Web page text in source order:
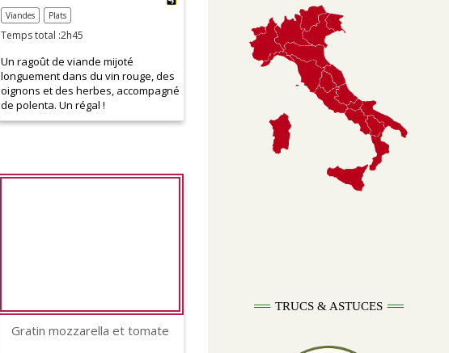
Temps total :2h45
Viandes Plats
Un ragoût de viande mijoté
longuement dans du vin rouge, des
oignons et des herbes, accompagné
de polenta. Un régal !
Gratin mozzarella et tomate
TRUCS & ASTUCES